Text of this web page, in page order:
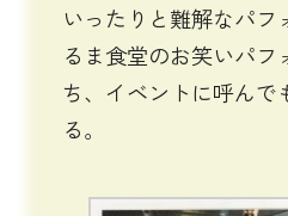
いったりと難解なパ
るま食堂のお笑いパフ
ち、イベントに呼んで
る。